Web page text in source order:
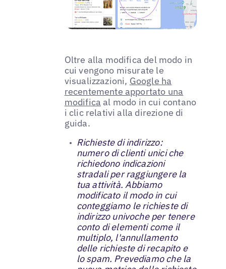
Oltre alla modifica del modo in
cui vengono misurate le
visualizzazioni, Google ha
recentemente apportato una
modifica al modo in cui contano
i clic relativi alla direzione di
guida.
Richieste di indirizzo:
numero di clienti unici che
richiedono indicazioni
stradali per raggiungere la
tua attività. Abbiamo
modificato il modo in cui
conteggiamo le richieste di
indirizzo univoche per tenere
conto di elementi come il
multiplo, l'annullamento
delle richieste di recapito e
lo spam. Prevediamo che la